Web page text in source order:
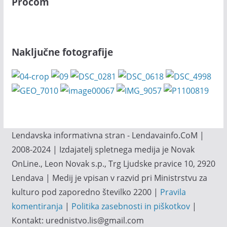
Naključne fotografije
Lendavska informativna stran - Lendavainfo.CoM |
2008-2024 | Izdajatelj spletnega medija je Novak
OnLine., Leon Novak s.p., Trg Ljudske pravice 10, 2920
Lendava | Medij je vpisan v razvid pri Ministrstvu za
kulturo pod zaporedno številko 2200 | Pravila
komentiranja | Politika zasebnosti in piškotkov|
Kontakt: urednistvo.lis@gmail.com